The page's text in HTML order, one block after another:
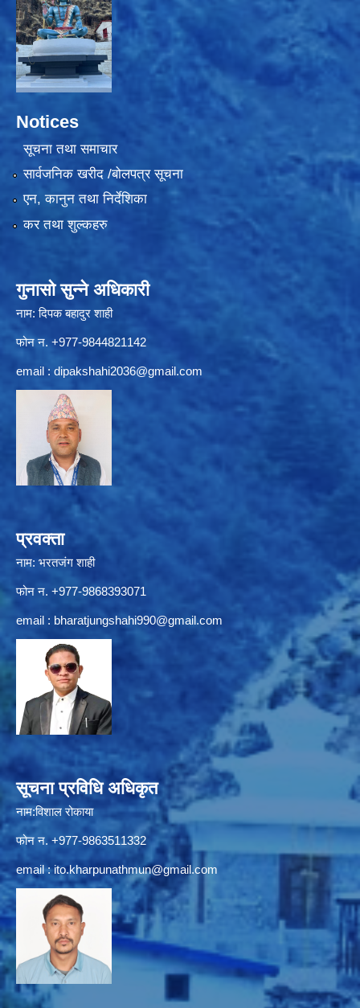
Notices
सूचना तथा समाचार
सार्वजनिक खरीद /बोलपत्र सूचना
एन, कानुन तथा निर्देशिका
कर तथा शुल्कहरु
गुनासो सुन्ने अधिकारी
नाम: दिपक बहादुर शाही
फोन न. +977-9844821142
email : dipakshahi2036@gmail.com
प्रवक्ता
नाम: भरतजंग शाही
फोन न. +977-9868393071
email : bharatjungshahi990@gmail.com
सूचना प्रविधि अधिकृत
नाम:विशाल रोकाया
फोन न. +977-9863511332
email :ito.kharpunathmun@gmail.com